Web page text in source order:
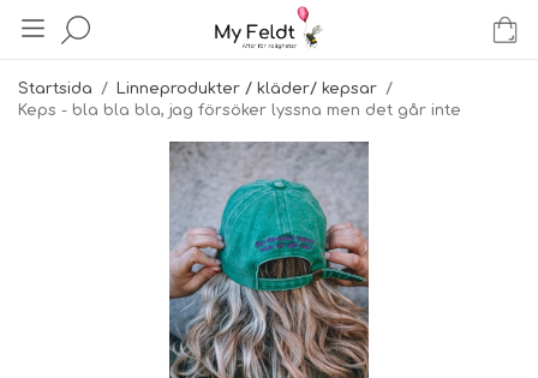
Startsida / Linneprodukter / kläder/ kepsar /
Keps - bla bla bla, jag försöker lyssna men det går inte